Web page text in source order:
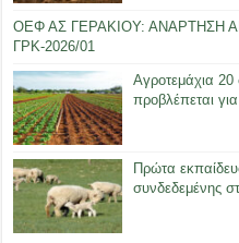
ΟΕΦ ΑΣ ΓΕΡΑΚΙΟΥ: ΑΝΑΡΤΗΣΗ
ΓΡΚ-2026/01
Αγροτεμάχια
προβλέπεται
Πρώτα
συνδεδεμένης